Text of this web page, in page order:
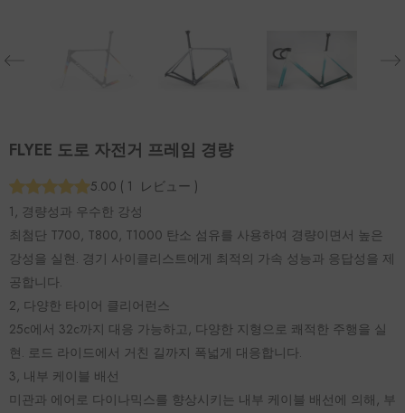
FLYEE 도로 자전거 프레임 경량
5.00 ( 1 レビュー )
1, 경량성과 우수한 강성
최첨단 T700, T800, T1000 탄소 섬유를 사용하여 경량이면서 높은
강성을 실현. 경기 사이클리스트에게 최적의 가속 성능과 응답성을 제
공합니다.
2, 다양한 타이어 클리어런스
25c에서 32c까지 대응 가능하고, 다양한 지형으로 쾌적한 주행을 실
현. 로드 라이드에서 거친 길까지 폭넓게 대응합니다.
3, 내부 케이블 배선
미관과 에어로 다이나믹스를 향상시키는 내부 케이블 배선에 의해, 부